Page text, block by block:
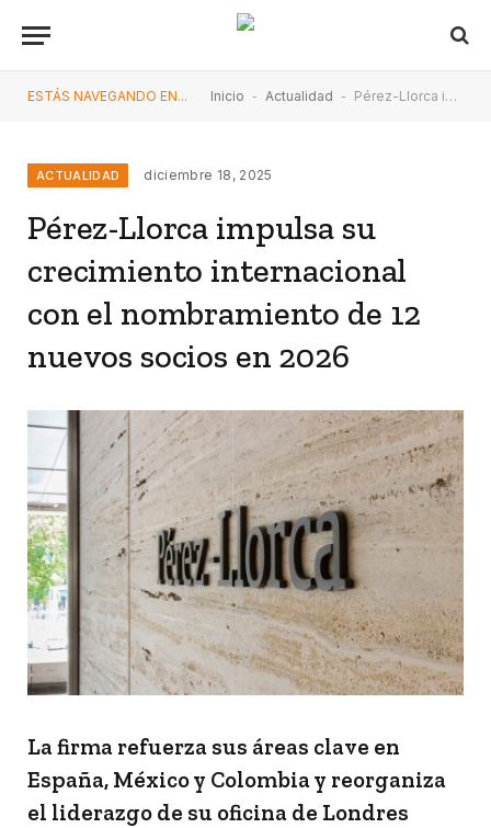
ESTÁS NAVEGANDO EN... Inicio - Actualidad - Pérez-Llorca impulsa su crecimiento internacional con el nombramiento de 12 nuevos socios en 2026
ACTUALIDAD diciembre 18, 2025
Pérez-Llorca impulsa su
crecimiento internacional
con el nombramiento de 12
nuevos socios en 2026
La firma refuerza sus áreas clave en
España, México y Colombia y reorganiza
el liderazgo de su oficina de Londres